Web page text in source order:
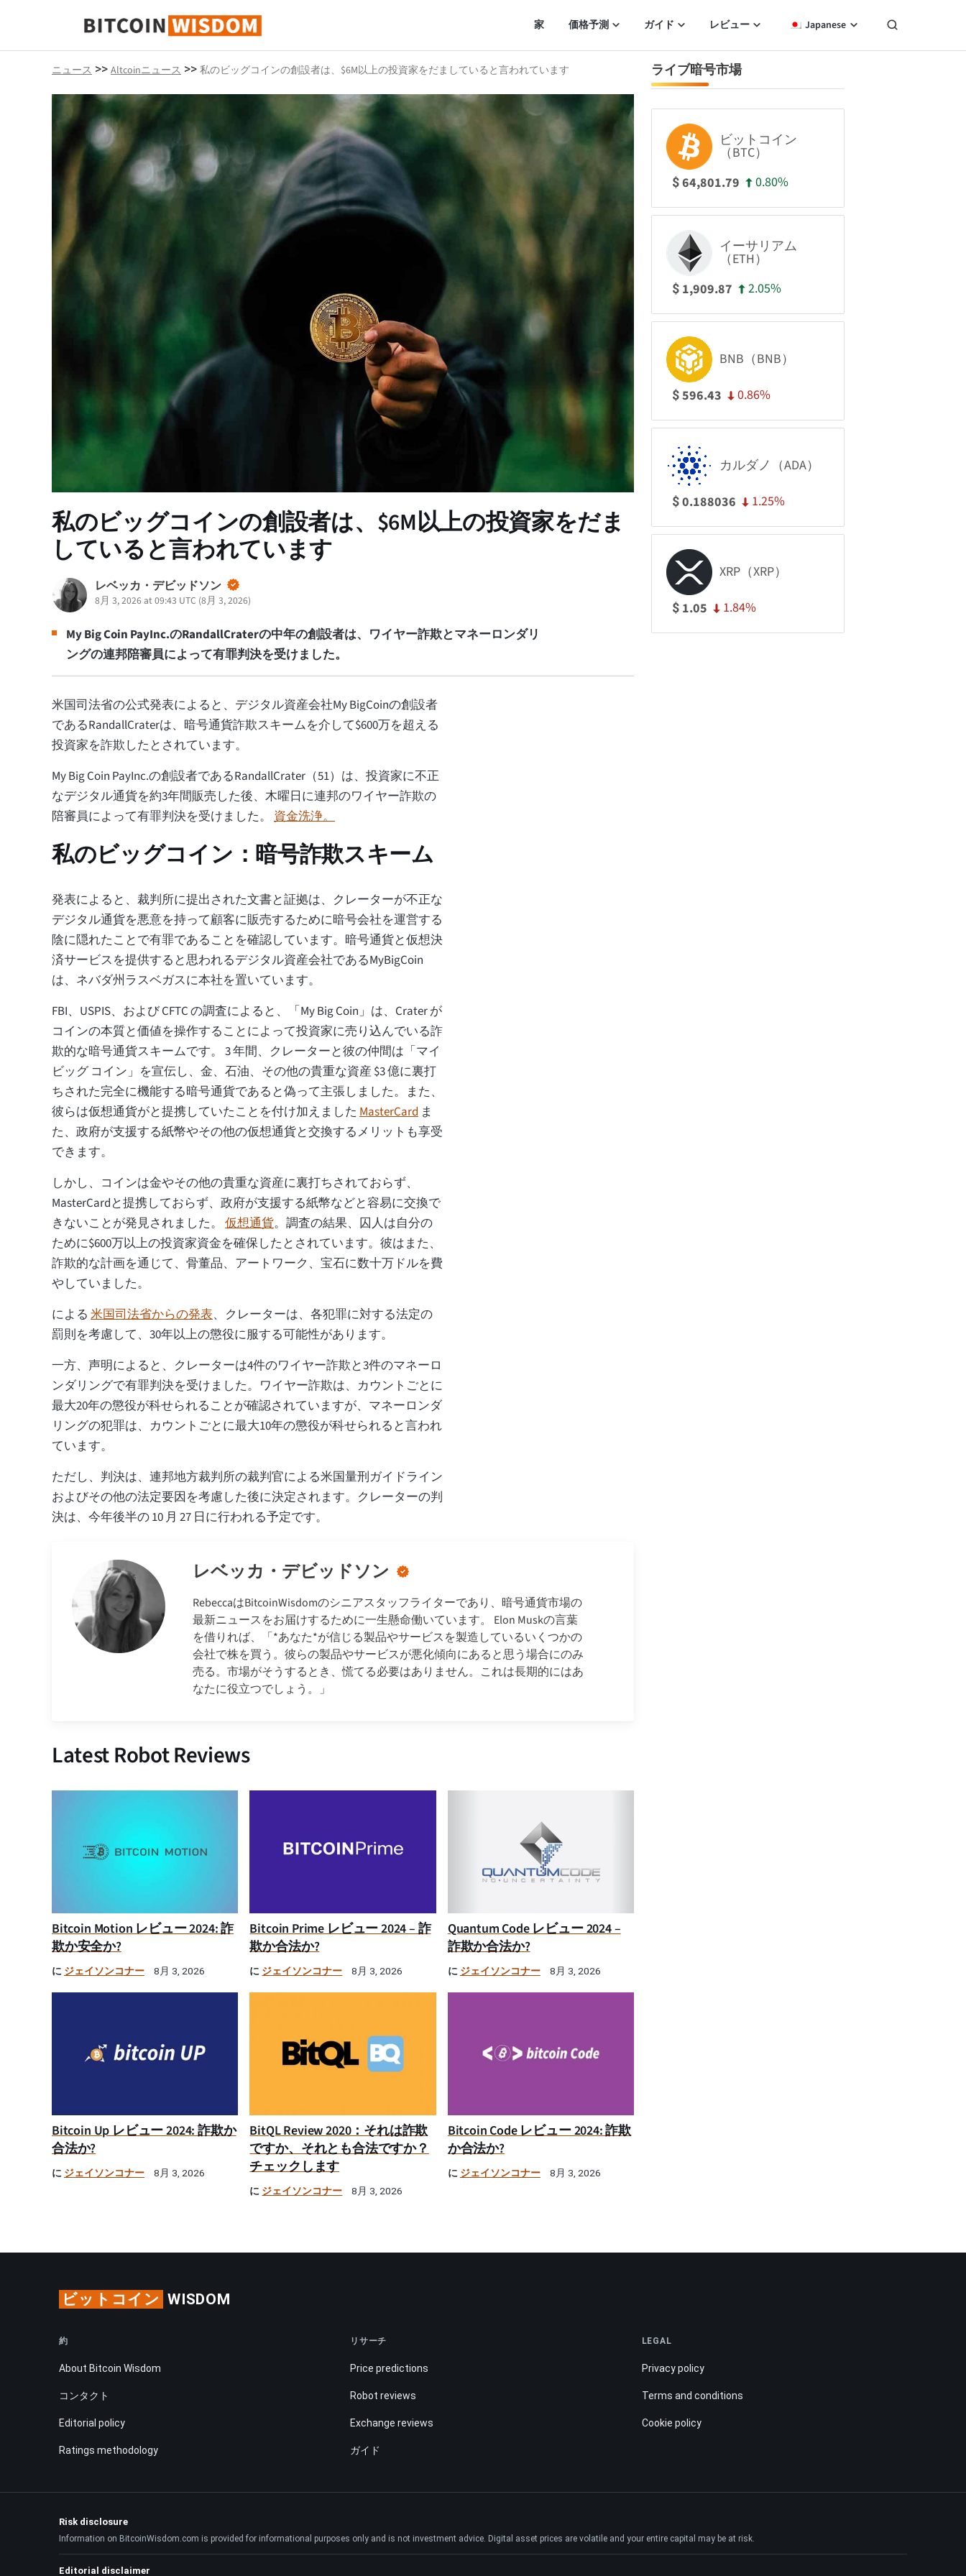
ビットコインの知恵
家 価格予測 ガイド レビュー Japanese
ニュース >> Altcoinニュース >> 私のビッグコインの創設者は、$6M以上の投資家をだましていると言われています
私のビッグコインの創設者は、$6M以上の投資家をだま
していると言われています
レベッカ・デビッドソン
8月 3, 2026 at 09:43 UTC (8月 3, 2026)
My Big Coin PayInc.のRandallCraterの中年の創設者は、ワイヤー詐欺とマネーロンダリ
ングの連邦陪審員によって有罪判決を受けました。
米国司法省の公式発表によると、デジタル資産会社My BigCoinの創設者
であるRandallCraterは、暗号通貨詐欺スキームを介して$600万を超える
投資家を詐欺したとされています。
My Big Coin PayInc.の創設者であるRandallCrater（51）は、投資家に不正
なデジタル通貨を約3年間販売した後、木曜日に連邦のワイヤー詐欺の
陪審員によって有罪判決を受けました。 資金洗浄。
私のビッグコイン：暗号詐欺スキーム
発表によると、裁判所に提出された文書と証拠は、クレーターが不正な
デジタル通貨を悪意を持って顧客に販売するために暗号会社を運営する
陰に隠れたことで有罪であることを確認しています。暗号通貨と仮想決
済サービスを提供すると思われるデジタル資産会社であるMyBigCoin
は、ネバダ州ラスベガスに本社を置いています。
FBI、USPIS、および CFTC の調査によると、「My Big Coin」は、Crater が
コインの本質と価値を操作することによって投資家に売り込んでいる詐
欺的な暗号通貨スキームです。 3 年間、クレーターと彼の仲間は「マイ
ビッグ コイン」を宣伝し、金、石油、その他の貴重な資産 $3 億に裏打
ちされた完全に機能する暗号通貨であると偽って主張しました。また、
彼らは仮想通貨がと提携していたことを付け加えましたMasterCard ま
た、政府が支援する紙幣やその他の仮想通貨と交換するメリットも享受
できます。
しかし、コインは金やその他の貴重な資産に裏打ちされておらず、
MasterCardと提携しておらず、政府が支援する紙幣などと容易に交換で
きないことが発見されました。 仮想通貨。調査の結果、囚人は自分の
ために$600万以上の投資家資金を確保したとされています。彼はまた、
詐欺的な計画を通じて、骨董品、アートワーク、宝石に数十万ドルを費
やしていました。
による 米国司法省からの発表、クレーターは、各犯罪に対する法定の
罰則を考慮して、30年以上の懲役に服する可能性があります。
一方、声明によると、クレーターは4件のワイヤー詐欺と3件のマネーロ
ンダリングで有罪判決を受けました。ワイヤー詐欺は、カウントごとに
最大20年の懲役が科せられることが確認されていますが、マネーロンダ
リングの犯罪は、カウントごとに最大10年の懲役が科せられると言われ
ています。
ただし、判決は、連邦地方裁判所の裁判官による米国量刑ガイドライン
およびその他の法定要因を考慮した後に決定されます。クレーターの判
決は、今年後半の 10 月 27 日に行われる予定です。
レベッカ・デビッドソン
RebeccaはBitcoinWisdomのシニアスタッフライターであり、暗号通貨市場の
最新ニュースをお届けするために一生懸命働いています。 Elon Muskの言葉
を借りれば、「*あなた*が信じる製品やサービスを製造しているいくつかの
会社で株を買う。彼らの製品やサービスが悪化傾向にあると思う場合にのみ
売る。市場がそうするとき、慌てる必要はありません。これは長期的にはあ
なたに役立つでしょう。」
Latest Robot Reviews
Bitcoin Motion レビュー 2024: 詐
欺か安全か?
に ジェイソンコナー 8月 3, 2026
Bitcoin Prime レビュー 2024 – 詐
欺か合法か?
に ジェイソンコナー 8月 3, 2026
Quantum Code レビュー 2024 –
詐欺か合法か?
に ジェイソンコナー 8月 3, 2026
Bitcoin Up レビュー 2024: 詐欺か
合法か?
に ジェイソンコナー 8月 3, 2026
BitQL Review 2020：それは詐欺
ですか、それとも合法ですか？
チェックします
に ジェイソンコナー 8月 3, 2026
Bitcoin Code レビュー 2024: 詐欺
か合法か?
に ジェイソンコナー 8月 3, 2026
ライブ暗号市場
ビットコイン
（BTC）
$64,801.79 0.80%
イーサリアム
（ETH）
$ 1,909.87 2.05%
BNB（BNB）
$596.43 0.86%
カルダノ（ADA）
$0.188036 1.25%
XRP（XRP）
$ 1.05 1.84%
ビットコイン WISDOM
約
About Bitcoin Wisdom
コンタクト
Editorial policy
Ratings methodology
リサーチ
Price predictions
Robot reviews
Exchange reviews
ガイド
LEGAL
Privacy policy
Terms and conditions
Cookie policy
Risk disclosure
Information on BitcoinWisdom.com is provided for informational purposes only and is not investment advice. Digital asset prices are volatile and your entire capital may be at risk.
Editorial disclaimer